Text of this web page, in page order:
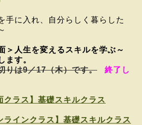
手に入れ、自分らしく暮らした
＞ 人生を変えるスキルを学ぶ～
ます。
りは9／17（木）です。
終了し
クラス】基礎スキルクラス
ラインクラス】基礎スキルクラス